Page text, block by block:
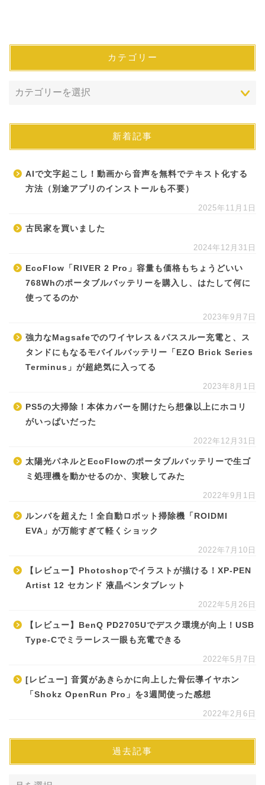
カテゴリー
新着記事
AIで文字起こし！動画から音声を無料でテキスト化する
方法（別途アプリのインストールも不要）
2025年11月1日
古民家を買いました
2024年12月31日
EcoFlow「RIVER 2 Pro」容量も価格もちょうどいい
768Whのポータブルバッテリーを購入し、はたして何に
使ってるのか
2023年9月7日
強力なMagsafeでのワイヤレス＆パススルー充電と、ス
タンドにもなるモバイルバッテリー「EZO Brick Series
Terminus」が超絶気に入ってる
2023年8月1日
PS5の大掃除！本体カバーを開けたら想像以上にホコリ
がいっぱいだった
2022年12月31日
太陽光パネルとEcoFlowのポータブルバッテリーで生ゴ
ミ処理機を動かせるのか、実験してみた
2022年9月1日
ルンバを超えた！全自動ロボット掃除機「ROIDMI
EVA」が万能すぎて軽くショック
2022年7月10日
【レビュー】Photoshopでイラストが描ける！XP-PEN
Artist 12 セカンド 液晶ペンタブレット
2022年5月26日
【レビュー】BenQ PD2705Uでデスク環境が向上！USB
Type-Cでミラーレス一眼も充電できる
2022年5月7日
[レビュー] 音質があきらかに向上した骨伝導イヤホン
「Shokz OpenRun Pro」を3週間使った感想
2022年2月6日
過去記事